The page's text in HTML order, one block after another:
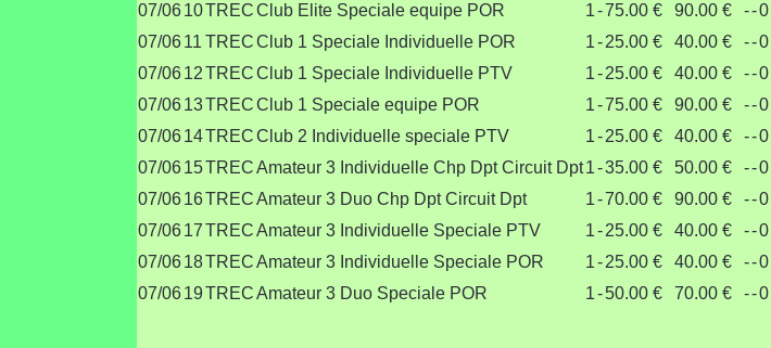
07/0610TRECClub Elite Speciale equipe POR 1-75.00 € 90.00 € --
07/0611 TRECClub 1 Speciale Individuelle POR 1-25.00 € 40.00 € --
07/0612TRECClub 1 Speciale Individuelle PTV 1-25.00 € 40.00 € --
07/0613TRECClub 1 Speciale equipe POR 1-75.00 € 90.00 € --
07/0614TRECClub 2 Individuelle speciale PTV 1-25.00 € 40.00 € --
07/0615TRECAmateur 3 Individuelle Chp Dpt Circuit Dpt1-35.00 € 50.00 € --
07/0616TRECAmateur 3 Duo Chp Dpt Circuit Dpt 1-70.00 € 90.00 € --
07/0617TRECAmateur 3 Individuelle Speciale PTV 1-25.00 € 40.00 € --
07/0618TRECAmateur 3 Individuelle Speciale POR 1-25.00 € 40.00 € --
07/0619TRECAmateur 3 Duo Speciale POR 1-50.00 € 70.00 € --